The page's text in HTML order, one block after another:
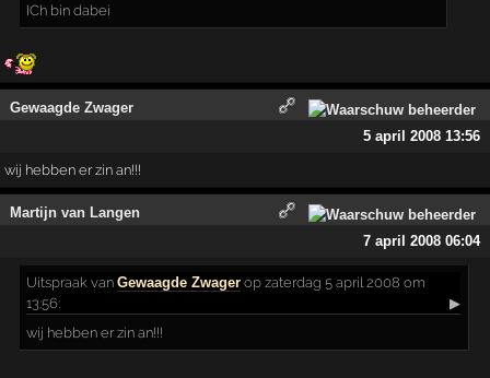
ICh bin dabei
Gewaagde Zwager
5 april 2008 13:56
wij hebben er zin an!!!
Martijn van Langen
7 april 2008 06:04
Uitspraak vanGewaagde Zwager op zaterdag 5 april 2008 om
13:56:
▶
wij hebben er zin an!!!